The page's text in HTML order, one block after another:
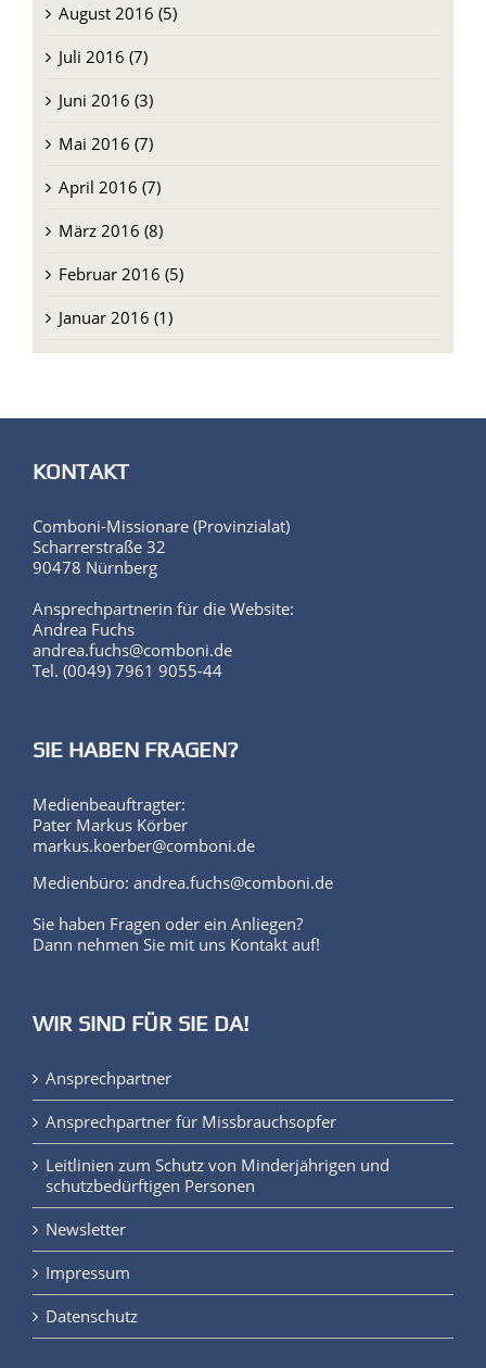
August 2016 (5)
Juli 2016 (7)
Juni 2016 (3)
Mai 2016 (7)
April 2016 (7)
März 2016 (8)
Februar 2016 (5)
Januar 2016 (1)
KONTAKT
Comboni-Missionare (Provinzialat)
Scharrerstraße 32
90478 Nürnberg
Ansprechpartnerin für die Website:
Andrea Fuchs
andrea.fuchs@comboni.de
Tel. (0049) 7961 9055-44
SIE HABEN FRAGEN?
Medienbeauftragter:
Pater Markus Körber
markus.koerber@comboni.de
Medienbüro: andrea.fuchs@comboni.de
Sie haben Fragen oder ein Anliegen?
Dann nehmen Sie mit uns Kontakt auf!
WIR SIND FÜR SIE DA!
Ansprechpartner
Ansprechpartner für Missbrauchsopfer
Leitlinien zum Schutz von Minderjährigen und
schutzbedürftigen Personen
Newsletter
Impressum
Datenschutz